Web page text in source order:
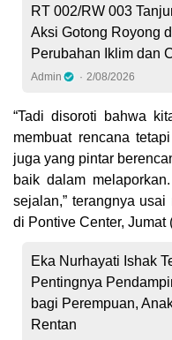
RT 002/RW 003
Aksi Gotong Royong
Perubahan Iklim dan
Admin 2/08/2026
“Tadi disoroti bahwa
membuat rencana
juga yang pintar
baik dalam
sejalan,” terangnya
di Pontive Center, Jumat
Eka Nurhayati Ishak
Pentingnya
bagi Perempuan,
Rentan